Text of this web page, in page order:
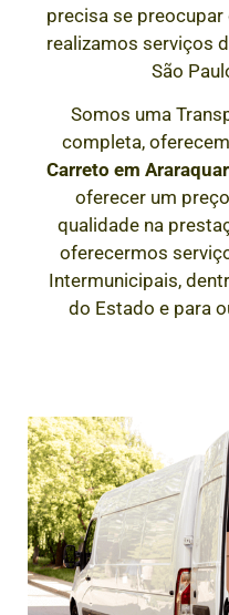
precisa se
realizamos serviços
São
Somos uma
completa,
Carreto em
oferecer um
qualidade na
oferecermos
Intermunicipais,
do Estado e para